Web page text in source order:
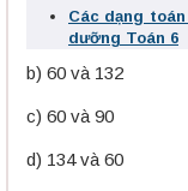
Các dạng
dưỡng Toán 6
b) 60 và 132
c) 60 và 90
d) 134 và 60